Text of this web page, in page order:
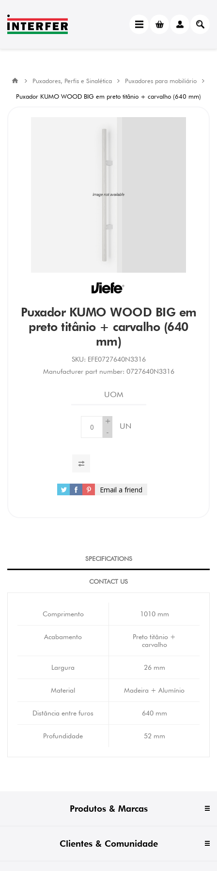
Puxadores, Perfis e Sinalética
Puxadores para mobiliário
Puxador KUMO WOOD BIG em preto titânio + carvalho (640 mm)
Puxador KUMO WOOD BIG em
preto titânio + carvalho (640
mm)
SKU: EFE0727640N3316
Manufacturer part number: 0727640N3316
UOM
+
-
UN
Email a friend
SPECIFICATIONS
CONTACT US
Comprimento 1010 mm
Acabamento
Preto titânio +
carvalho
Largura 26 mm
Material Madeira + Alumínio
Distância entre furos 640 mm
Profundidade 52 mm
Produtos & Marcas
Clientes & Comunidade